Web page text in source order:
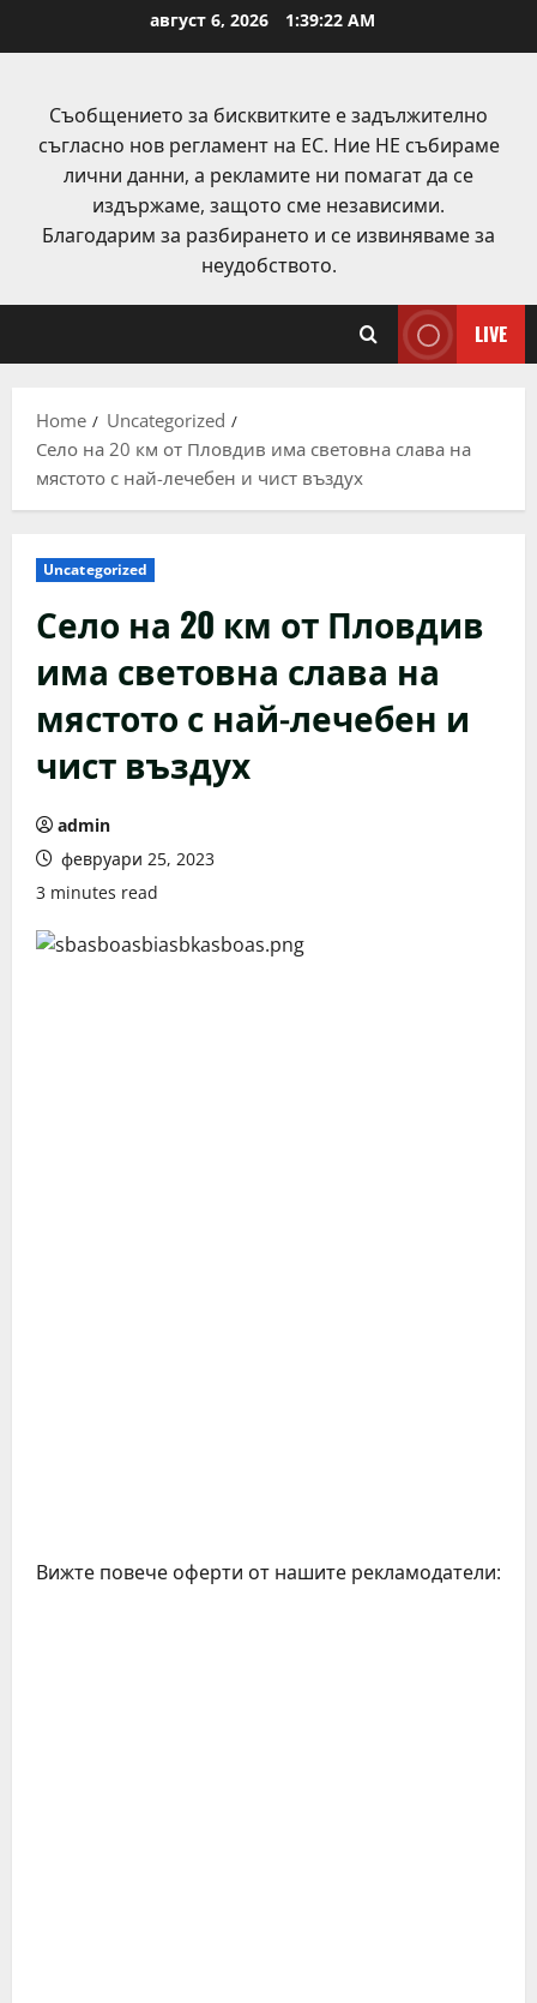
август 6, 2026 1:39:23 AM
Съобщението за бисквитките е задължително
съгласно нов регламент на ЕС. Ние НЕ събираме
лични данни, а рекламите ни помагат да се
издържаме, защото сме независими.
Благодарим за разбирането и се извиняваме за
неудобството.
LIVE
Home
Uncategorized
Село на 20 км от Пловдив има световна слава на
мястото с най-лечебен и чист въздух
Uncategorized
Село на 20 км от Пловдив
има световна слава на
мястото с най-лечебен и
чист въздух
admin
февруари 25, 2023
3 minutes read
Вижте повече оферти от нашите рекламодатели: